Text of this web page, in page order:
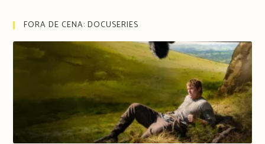
FORA DE CENA: DOCUSERIES